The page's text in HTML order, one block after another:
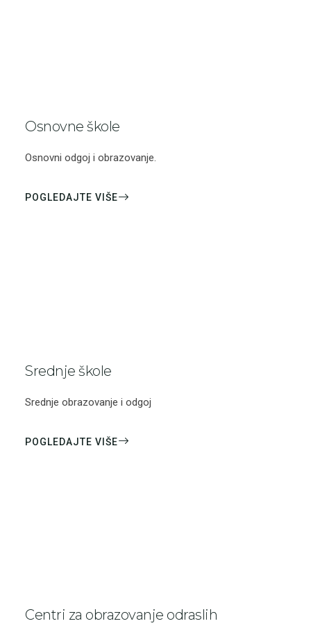
Osnovne škole
Osnovni odgoj i obrazovanje.
POGLEDAJTE VIŠE
Srednje škole
Srednje obrazovanje i odgoj
POGLEDAJTE VIŠE
Centri za obrazovanje odraslih